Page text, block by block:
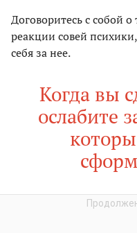
Договоритесь с собой
реакции совей
себя за нее.
Когда вы
ослабите